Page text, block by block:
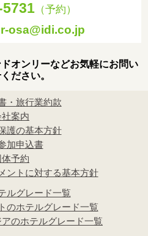
（予約）
osa@idi.co.jp
オンリーなどお気軽にお問い
ださい。
・旅行業約款
案内
護の基本方針
加申込書
体予約
ントに対する基本方針
ルグレード一覧
のホテルグレード一覧
のホテルグレード一覧